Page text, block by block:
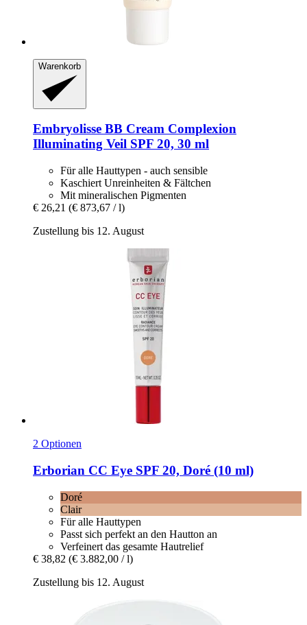
Warenkorb
Embryolisse BB Cream Complexion
Illuminating Veil SPF 20, 30 ml
Für alle Hauttypen - auch sensible
Kaschiert Unreinheiten & Fältchen
Mit mineralischen Pigmenten
€ 26,21 (€ 873,67 / l)
Zustellung bis 12. August
2 Optionen
Erborian CC Eye SPF 20, Doré (10 ml)
Doré
Clair
Für alle Hauttypen
Passt sich perfekt an den Hautton an
Verfeinert das gesamte Hautrelief
€ 38,82 (€ 3.882,00 / l)
Zustellung bis 12. August